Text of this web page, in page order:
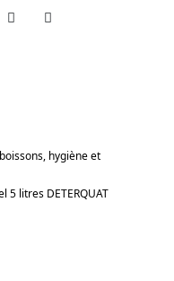
hygiène et
5 litres DETERQUAT